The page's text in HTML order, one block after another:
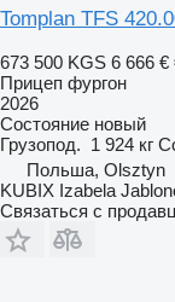
Tomplan TFS
673 500 KGS 6 666 €
Прицеп фургон
2026
Состояние новый
Грузопод. 1 924 кг
Польша, Olsztyn
KUBIX Izabela
Связаться с